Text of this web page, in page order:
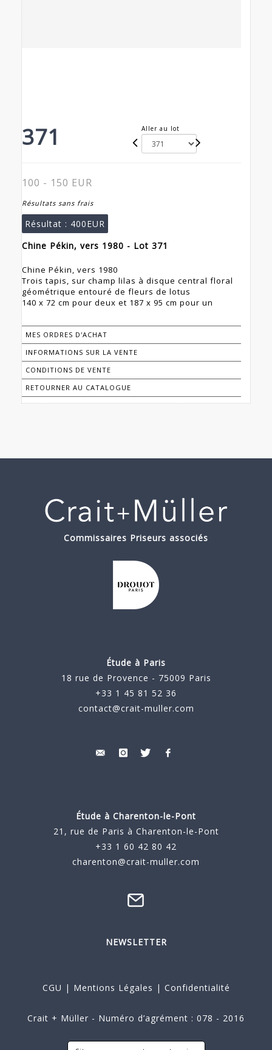
371 Aller au lot
100 - 150 EUR
Résultats sans frais
Résultat : 400EUR
Chine Pékin, vers 1980 - Lot 371
Chine Pékin, vers 1980
Trois tapis, sur champ lilas à disque central floral
géométrique entouré de fleurs de lotus
140 x 72 cm pour deux et 187 x 95 cm pour un
MES ORDRES D'ACHAT
INFORMATIONS SUR LA VENTE
CONDITIONS DE VENTE
RETOURNER AU CATALOGUE
Commissaires Priseurs associés
Étude à Paris
18 rue de Provence - 75009 Paris
+33 1 45 81 52 36
contact@crait-muller.com
Étude à Charenton-le-Pont
21, rue de Paris à Charenton-le-Pont
+33 1 60 42 80 42
charenton@crait-muller.com
NEWSLETTER
CGU | Mentions Légales | Confidentialité
Crait + Müller - Numéro d’agrément : 078 - 2016